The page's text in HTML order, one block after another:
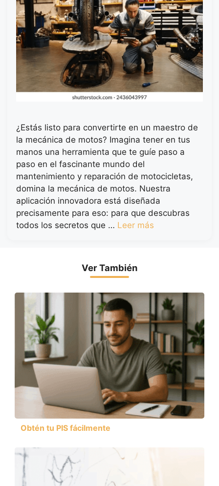
¿Estás listo para convertirte en un maestro de
la mecánica de motos? Imagina tener en tus
manos una herramienta que te guíe paso a
paso en el fascinante mundo del
mantenimiento y reparación de motocicletas,
domina la mecánica de motos. Nuestra
aplicación innovadora está diseñada
precisamente para eso: para que descubras
todos los secretos que … Leer más
Ver También
Obtén tu PIS fácilmente